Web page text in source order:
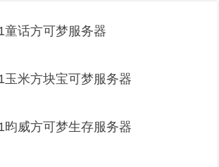
童话方可梦服务器
玉米方块宝可梦服务器
昀威方可梦生存服务器